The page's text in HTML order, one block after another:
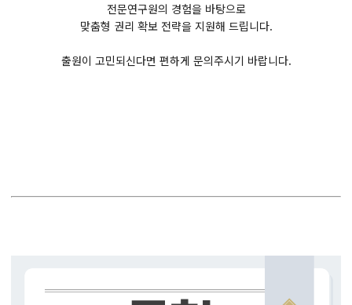
전문연구원의 경험을 바탕으로
​​​​​​​맞춤형 권리 확보 전략을 지원해 드립니다.
출원이 고민되신다면 편하게 문의주시기 바랍니다.